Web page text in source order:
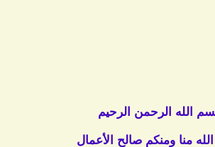
الله الرحمن الرحيم
منا ومنكم صالح الأعمال